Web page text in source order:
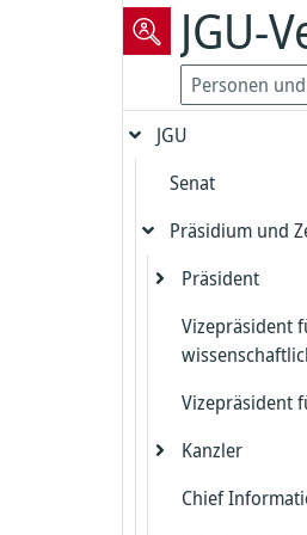
JGU-
JGU
Senat
Präsidium und
Präsident
Biologische
Vizepräsident
Vizepräsident
Kanzler
Kanzlerbüro
Chief